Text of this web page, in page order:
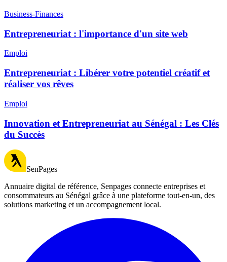
Business-Finances
Entrepreneuriat : l'importance d'un site web
Emploi
Entrepreneuriat : Libérer votre potentiel créatif et
réaliser vos rêves
Emploi
Innovation et Entrepreneuriat au Sénégal : Les Clés
du Succès
SenPages
Annuaire digital de référence, Senpages connecte entreprises et
consommateurs au Sénégal grâce à une plateforme tout-en-un, des
solutions marketing et un accompagnement local.